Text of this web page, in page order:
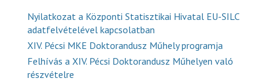
Nyilatkozat a Központi Statisztikai Hivatal EU-SILC
adatfelvételével kapcsolatban
XIV. Pécsi MKE Doktorandusz Műhely programja
Felhívás a XIV. Pécsi Doktorandusz Műhelyen való
részvételre